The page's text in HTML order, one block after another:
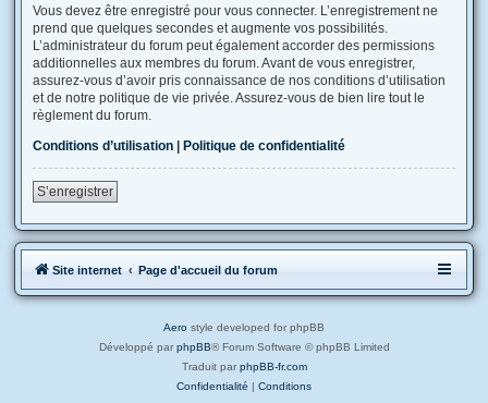
Vous devez être enregistré pour vous connecter. L’enregistrement ne
prend que quelques secondes et augmente vos possibilités.
L’administrateur du forum peut également accorder des permissions
additionnelles aux membres du forum. Avant de vous enregistrer,
assurez-vous d’avoir pris connaissance de nos conditions d’utilisation
et de notre politique de vie privée. Assurez-vous de bien lire tout le
règlement du forum.
Conditions d’utilisation | Politique de confidentialité
S’enregistrer
Site internet Page d'accueil du forum
Aero style developed for phpBB
Développé par phpBB® Forum Software © phpBB Limited
Traduit par phpBB-fr.com
Confidentialité | Conditions